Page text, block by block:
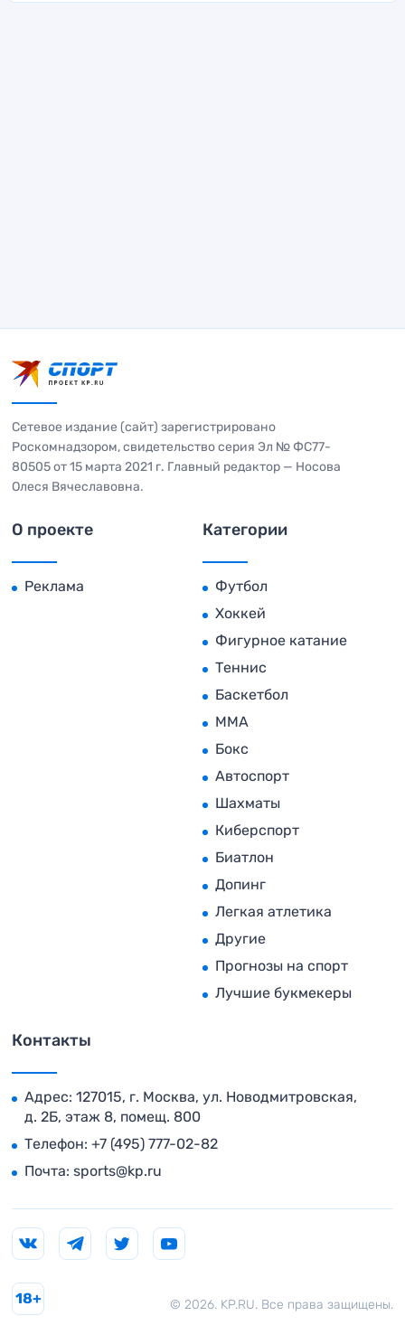
Сетевое издание (сайт) зарегистрировано
Роскомнадзором, свидетельство серия Эл № ФС77-
80505 от 15 марта 2021 г. Главный редактор — Носова
Олеся Вячеславовна.
О проекте
Реклама
Категории
Футбол
Хоккей
Фигурное катание
Теннис
Баскетбол
MMA
Бокс
Автоспорт
Шахматы
Киберспорт
Биатлон
Допинг
Легкая атлетика
Другие
Прогнозы на спорт
Лучшие букмекеры
Контакты
Адрес: 127015, г. Москва, ул. Новодмитровская,
д. 2Б, этаж 8, помещ. 800
Телефон: +7 (495) 777-02-82
Почта: sports@kp.ru
© 2026. KP.RU. Все права защищены.
18+